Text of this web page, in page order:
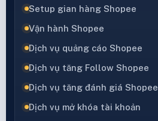
Setup gian hàng Shopee
Vận hành Shopee
Dịch vụ quảng cáo Shopee
Dịch vụ tăng Follow Shopee
Dịch vụ tăng đánh giá Shopee
Dịch vụ mở khóa tài khoản